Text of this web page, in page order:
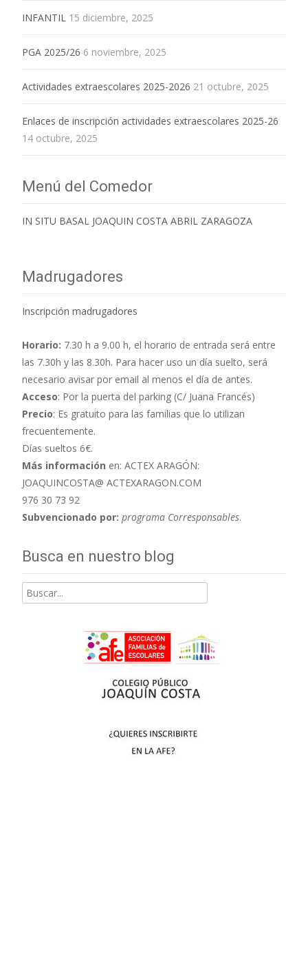
INFANTIL 15 diciembre, 2025
PGA 2025/26 6 noviembre, 2025
Actividades extraescolares 2025-2026 21 octubre, 2025
Enlaces de inscripción actividades extraescolares 2025-26
14 octubre, 2025
Menú del Comedor
IN SITU BASAL JOAQUIN COSTA ABRIL ZARAGOZA
Madrugadores
Inscripción madrugadores
Horario: 7.30 h a 9.00 h, el horario de entrada será entre
las 7.30h y las 8.30h. Para hacer uso un día suelto, será
necesario avisar por email al menos el día de antes.
Acceso: Por la puerta del parking (C/ Juana Francés)
Precio: Es gratuito para las familias que lo utilizan
frecuentemente.
Días sueltos 6€.
Más información en: ACTEX ARAGÓN:
JOAQUINCOSTA@ ACTEXARAGON.COM
976 30 73 92
Subvencionado por: programa Corresponsables.
Busca en nuestro blog
Buscar
por: